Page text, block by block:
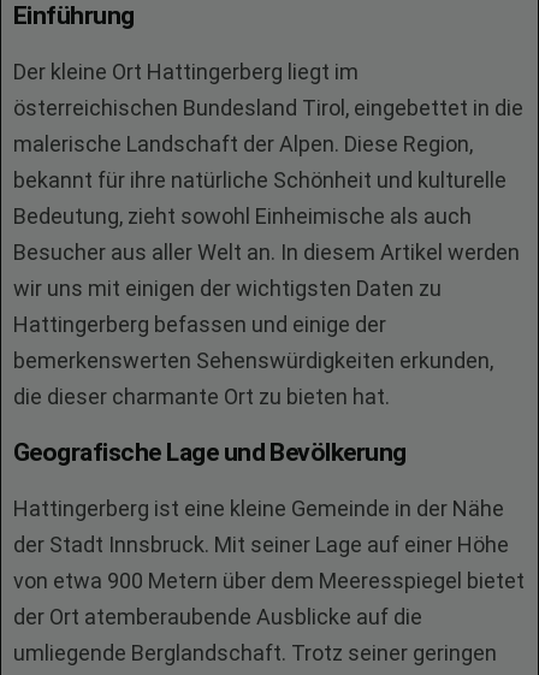
Einführung
Der kleine Ort Hattingerberg liegt im
österreichischen Bundesland Tirol, eingebettet in die
malerische Landschaft der Alpen. Diese Region,
bekannt für ihre natürliche Schönheit und kulturelle
Bedeutung, zieht sowohl Einheimische als auch
Besucher aus aller Welt an. In diesem Artikel werden
wir uns mit einigen der wichtigsten Daten zu
Hattingerberg befassen und einige der
bemerkenswerten Sehenswürdigkeiten erkunden,
die dieser charmante Ort zu bieten hat.
Geografische Lage und Bevölkerung
Hattingerberg ist eine kleine Gemeinde in der Nähe
der Stadt Innsbruck. Mit seiner Lage auf einer Höhe
von etwa 900 Metern über dem Meeresspiegel bietet
der Ort atemberaubende Ausblicke auf die
umliegende Berglandschaft. Trotz seiner geringen